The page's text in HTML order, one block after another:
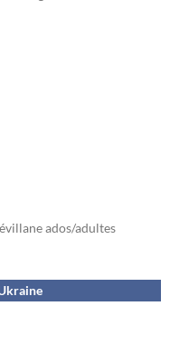
ados/adultes